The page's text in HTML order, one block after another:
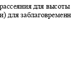
для
для